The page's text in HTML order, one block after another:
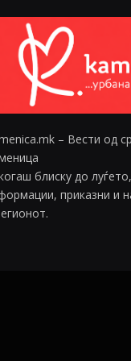
– Вести од
блиску до
приказни и